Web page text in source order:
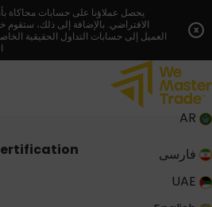
to
يحصل عملاؤنا على حسابات محاكاة
الافتراضي. بالإضافة إلى ذلك، ستقوم
العميل إلى حسابات التداول الحقيقية
x
فارسی